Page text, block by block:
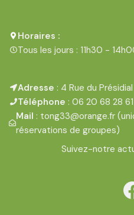
Horaires :
Tous les jours : 11h30 -
Adresse : 4 Rue du
Téléphone : 06 20 68 28
Mail : tong33@orange.fr
réservations de groupes)
Suivez-notre